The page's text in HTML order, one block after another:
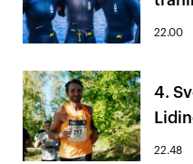
22.00
4.
22.48